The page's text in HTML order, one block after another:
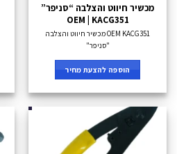
מכשיר חיווט והצלבה “סניפר”
OEM | KACG351
OEM KACG351 מכשיר חיווט והצלבה
"סניפר"
הוספה להצעת מחיר